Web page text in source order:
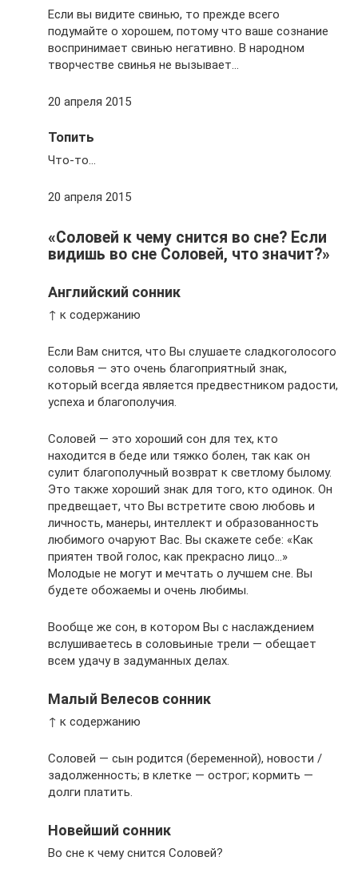
Если вы видите свинью, то прежде всего
подумайте о хорошем, потому что ваше сознание
воспринимает свинью негативно. В народном
творчестве свинья не вызывает…
20 апреля 2015
Топить
Что-то…
20 апреля 2015
«Соловей к чему снится во сне? Если
видишь во сне Соловей, что значит?»
Английский сонник
↑ к содержанию
Если Вам снится, что Вы слушаете сладкоголосого
соловья — это очень благоприятный знак,
который всегда является предвестником радости,
успеха и благополучия.
Соловей — это хороший сон для тех, кто
находится в беде или тяжко болен, так как он
сулит благополучный возврат к светлому былому.
Это также хороший знак для того, кто одинок. Он
предвещает, что Вы встретите свою любовь и
личность, манеры, интеллект и образованность
любимого очаруют Вас. Вы скажете себе: «Как
приятен твой голос, как прекрасно лицо…»
Молодые не могут и мечтать о лучшем сне. Вы
будете обожаемы и очень любимы.
Вообще же сон, в котором Вы с наслаждением
вслушиваетесь в соловьиные трели — обещает
всем удачу в задуманных делах.
Малый Велесов сонник
↑ к содержанию
Соловей — сын родится (беременной), новости /
задолженность; в клетке — острог; кормить —
долги платить.
Новейший сонник
Во сне к чему снится Соловей?